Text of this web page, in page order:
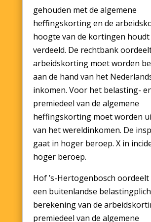
gehouden met de algemene
heffingskorting en de
hoogte van de kortingen
verdeeld. De rechtbank
arbeidskorting moet worden
aan de hand van het
inkomen. Voor het belasting-
premiedeel van de algemene
heffingskorting moet worden
van het wereldinkomen. De
gaat in hoger beroep. X in
hoger beroep.
Hof ’s-Hertogenbosch
een buitenlandse
berekening van de
premiedeel van de algemene